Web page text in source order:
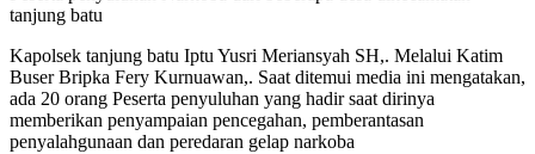
tanjung batu
Kapolsek tanjung batu Iptu Yusri Meriansyah SH,. Melalui Katim
Buser Bripka Fery Kurnuawan,. Saat ditemui media ini mengatakan,
ada 20 orang Peserta penyuluhan yang hadir saat dirinya
memberikan penyampaian pencegahan, pemberantasan
penyalahgunaan dan peredaran gelap narkoba